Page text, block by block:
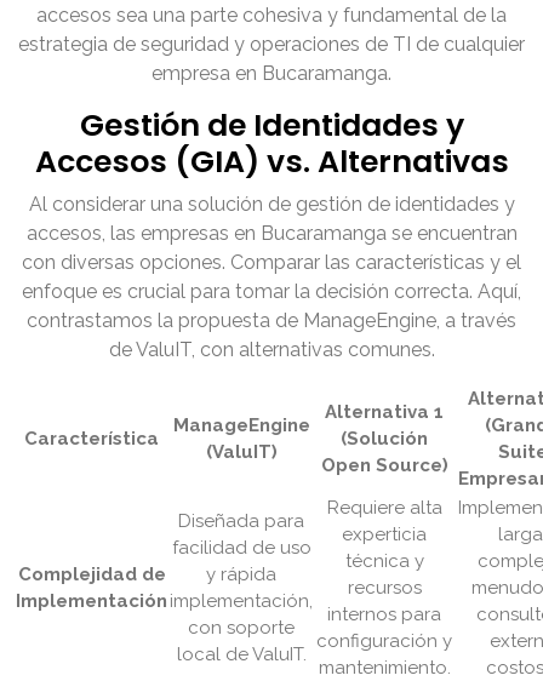
accesos sea una parte cohesiva y fundamental de la
estrategia de seguridad y operaciones de TI de cualquier
empresa en Bucaramanga.
Gestión de Identidades y
Accesos (GIA) vs. Alternativas
Al considerar una solución de gestión de identidades y
accesos, las empresas en Bucaramanga se encuentran
con diversas opciones. Comparar las características y el
enfoque es crucial para tomar la decisión correcta. Aquí,
contrastamos la propuesta de ManageEngine, a través
de ValuIT, con alternativas comunes.
Característica
ManageEngine
(ValuIT)
Alternativa 1
(Solución
Open Source)
Complejidad de
Implementación
Diseñada para
facilidad de uso
y rápida
implementación,
con soporte
local de ValuIT.
Requiere alta
experticia
técnica y
recursos
internos para
configuración y
mantenimiento.